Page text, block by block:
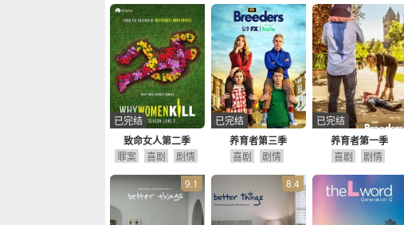
致命女人第二季
已完结
罪案 喜剧 剧情
养育者第三季
已完结
喜剧 剧情
养育者第一季
已完结
喜剧 剧情
9.1 8.4